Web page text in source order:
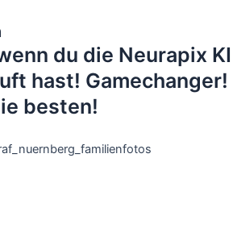
du die Neurapix KI
hast! Gamechanger!
besten!